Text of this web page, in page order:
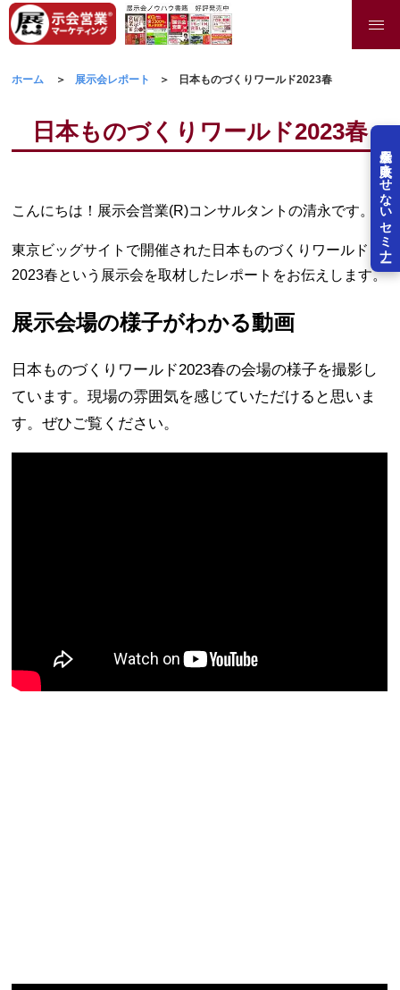
展示会を失敗させないセミナー
ホーム 展示会レポート 日本ものづくりワールド2023春
日本ものづくりワールド2023春
こんにちは！展示会営業(R)コンサルタントの清永です。
東京ビッグサイトで開催された日本ものづくりワールド
2023春という展示会を取材したレポートをお伝えします。
展示会場の様子がわかる動画
日本ものづくりワールド2023春の会場の様子を撮影し
ています。現場の雰囲気を感じていただけると思いま
す。ぜひご覧ください。